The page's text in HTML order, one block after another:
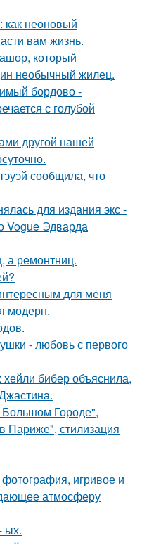
как неоновый
вам жизнь.
который
необычный жилец.
бордово -
с голубой
другой нашей
сообщила, что
для издания экс -
Vogue Эдварда
а ремонтниц.
для меня
модерн.
- любовь с первого
бибер объяснила,
Большом Городе",
Париже", стилизация
игривое и
атмосферу
ых.